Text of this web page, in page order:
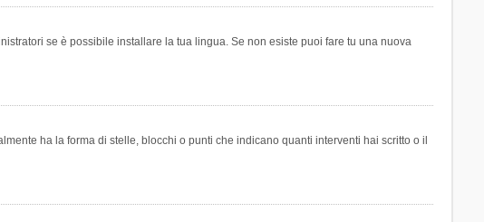
se è possibile installare la tua lingua. Se non esiste puoi fare tu una nuova
ha la forma di stelle, blocchi o punti che indicano quanti interventi hai scritto o il